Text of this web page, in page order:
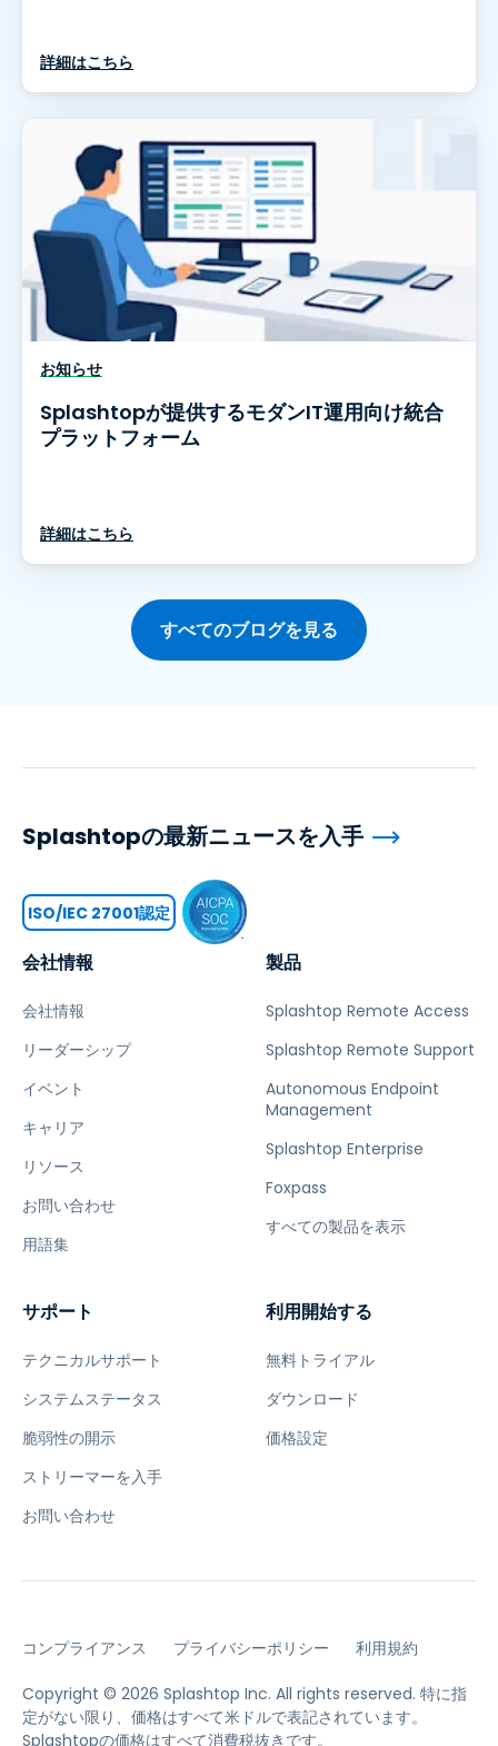
詳細はこちら
お知らせ
Splashtopが提供するモダンIT運用向け統合
プラットフォーム
詳細はこちら
すべてのブログを見る
会社情報
会社情報
リーダーシップ
イベント
キャリア
リソース
お問い合わせ
用語集
製品
Splashtop Remote Access
Splashtop Remote Support
Autonomous Endpoint
Management
Splashtop Enterprise
Foxpass
すべての製品を表示
サポート
テクニカルサポート
システムステータス
脆弱性の開示
ストリーマーを入手
お問い合わせ
利用開始する
無料トライアル
ダウンロード
価格設定
Splashtopの最新ニュースを入手
ISO/IEC 27001認定
コンプライアンス プライバシーポリシー 利用規約
Copyright © 2026 Splashtop Inc. All rights reserved. 特に指
定がない限り、価格はすべて米ドルで表記されています。
Splashtopの価格はすべて消費税抜きです。